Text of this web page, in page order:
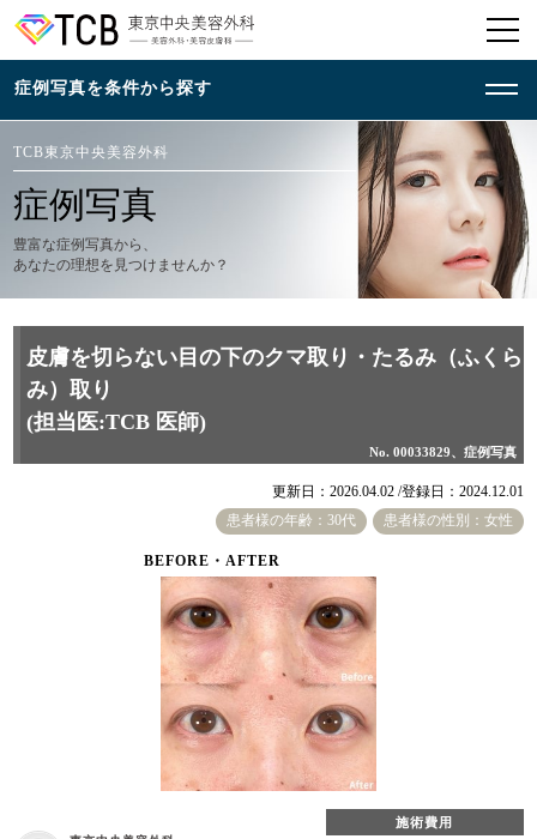
TCB東京中央美容外科
症例写真
豊富な症例写真から、
あなたの理想を見つけませんか？
皮膚を切らない目の下のクマ取り・たるみ（ふくら
み）取り
(担当医:TCB 医師)
No. 00033829、症例写真
患者様の年齢：30代 患者様の性別：女性
更新日：2026.04.02 /登録日：2024.12.01
BEFORE・AFTER
施術費用